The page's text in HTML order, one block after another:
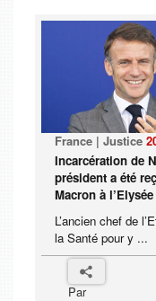
France | Justice
Incarcération de
président a été
Macron à l’Elysée
L’ancien chef de
la Santé pour y ...
Par